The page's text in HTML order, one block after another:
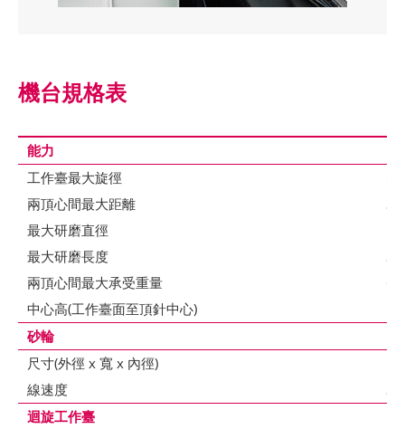
機台規格表
能力
工作臺最大旋徑
兩頂心間最大距離
最大研磨直徑
最大研磨長度
兩頂心間最大承受重量
中心高(工作臺面至頂針中心)
砂輪
尺寸(外徑 x 寬 x 內徑)
線速度
33
迴旋工作臺